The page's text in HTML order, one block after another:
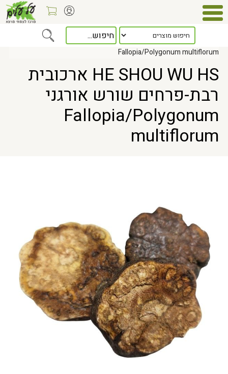
Home
> HE SHOU WU HS ארכובית רבת-פרחים שורש אורגני
Fallopia/Polygonum multiflorum
HE SHOU WU HS ארכובית
רבת-פרחים שורש אורגני
Fallopia/Polygonum
multiflorum